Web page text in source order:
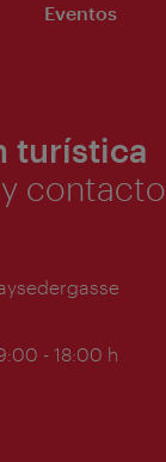
Eventos
turística
contacto
- 18:00 h